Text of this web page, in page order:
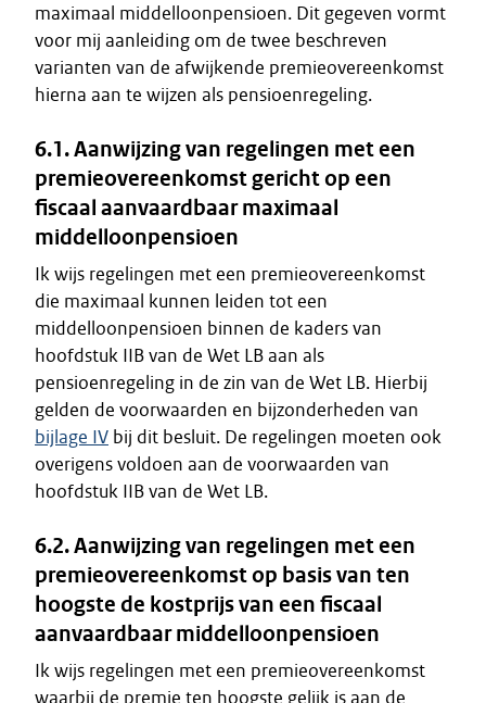
maximaal middelloonpensioen. Dit gegeven vormt
voor mij aanleiding om de twee beschreven
varianten van de afwijkende premieovereenkomst
hierna aan te wijzen als pensioenregeling.
6.1. Aanwijzing van regelingen met een
premieovereenkomst gericht op een
fiscaal aanvaardbaar maximaal
middelloonpensioen
Ik wijs regelingen met een premieovereenkomst
die maximaal kunnen leiden tot een
middelloonpensioen binnen de kaders van
hoofdstuk IIB van de Wet LB aan als
pensioenregeling in de zin van de Wet LB. Hierbij
gelden de voorwaarden en bijzonderheden van
bijlage IV bij dit besluit. De regelingen moeten ook
overigens voldoen aan de voorwaarden van
hoofdstuk IIB van de Wet LB.
6.2. Aanwijzing van regelingen met een
premieovereenkomst op basis van ten
hoogste de kostprijs van een fiscaal
aanvaardbaar middelloonpensioen
Ik wijs regelingen met een premieovereenkomst
waarbij de premie ten hoogste gelijk is aan de